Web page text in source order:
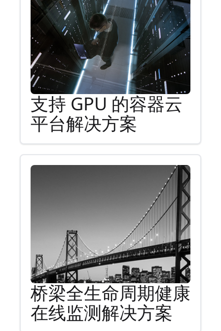
支持 GPU 的容器云
平台解决方案
桥梁全生命周期健康
在线监测解决方案